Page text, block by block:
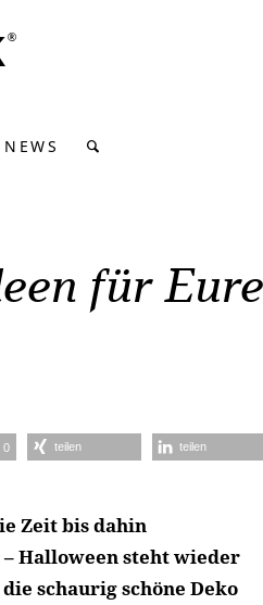
für Eure
0 teilen teilen
Zeit bis dahin
Halloween steht wieder
schaurig schöne Deko